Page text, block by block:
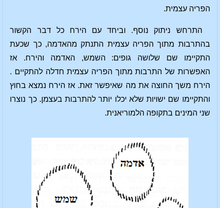
הפריה עצמית.
התרחש ניתוק נוסף. וביחד עם הירח כל דבר הקשור
בהתרבות מתוך הפריה עצמית התנתק מהאדמה, כך שכעת
התקיימו שם שלושה גופים: השמש, האדמה והירח. אז
האפשרות של התרבות מתוך הפריה עצמית חדלה להתקיים .
הירח משך החוצה את מה שאיפשר זאת. אז הירח נמצא בחוץ
והתקיימו שם ישויות שלא יכלו יותר להתרבות בעצמן. כך נוצרו
שני המינים בתקופה הלמוריאנית.